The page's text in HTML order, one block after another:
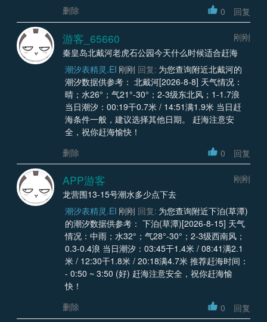
删除 0 回复
游客_65660
刚刚
秦皇岛北戴河老虎石公园今天什么时候适合赶海
潮汐表精灵.EI 刚刚 回复: 为您查询附近北戴河的
潮汐数据供参考： 北戴河[2026-8-8] 天气情况：
晴；水26°；气21°-30°；2-3级东北风；1-1.7浪
当日潮汐：00:19干0.7米 / 14:51满1.9米 当日赶
海条件一般，建议选择其他日期。 赶海注意安
全，祝你赶海愉快！
删除
0 回复
APP游客
刚刚
龙营围13-15号潮水多少点下去
潮汐表精灵.EI 刚刚 回复: 为您查询附近下泊(草潭)
的潮汐数据供参考： 下泊(草潭)[2026-8-15] 天气
情况：中雨；水32°；气28°-30°；2-3级西南风；
0.3-0.4浪 当日潮汐：03:45干1.4米 / 08:41满2.1
米 / 12:30干1.8米 / 20:18满4.7米 推荐赶海时间：
- 0:50 ~ 3:50 (好) 赶海注意安全，祝你赶海愉
快！
删除
0 回复